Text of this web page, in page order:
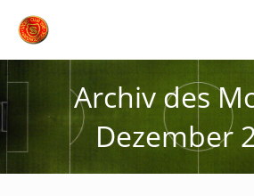
Inhalt
Archiv des
Dezember